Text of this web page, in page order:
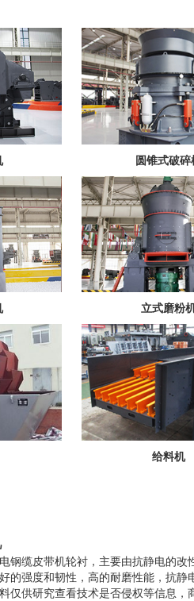
圆锥式破碎
立式磨粉
给料机
钢缆皮带机轮衬，主要由抗静电的
的强度和韧性，高的耐磨性能，抗
仅供研究查看技术是否侵权等信息